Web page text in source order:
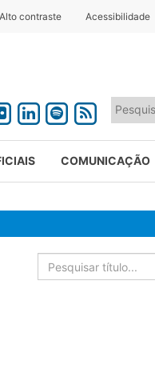
Alto contraste Acessibilidade
COMUNICAÇÃO